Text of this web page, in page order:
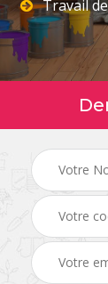
Travail